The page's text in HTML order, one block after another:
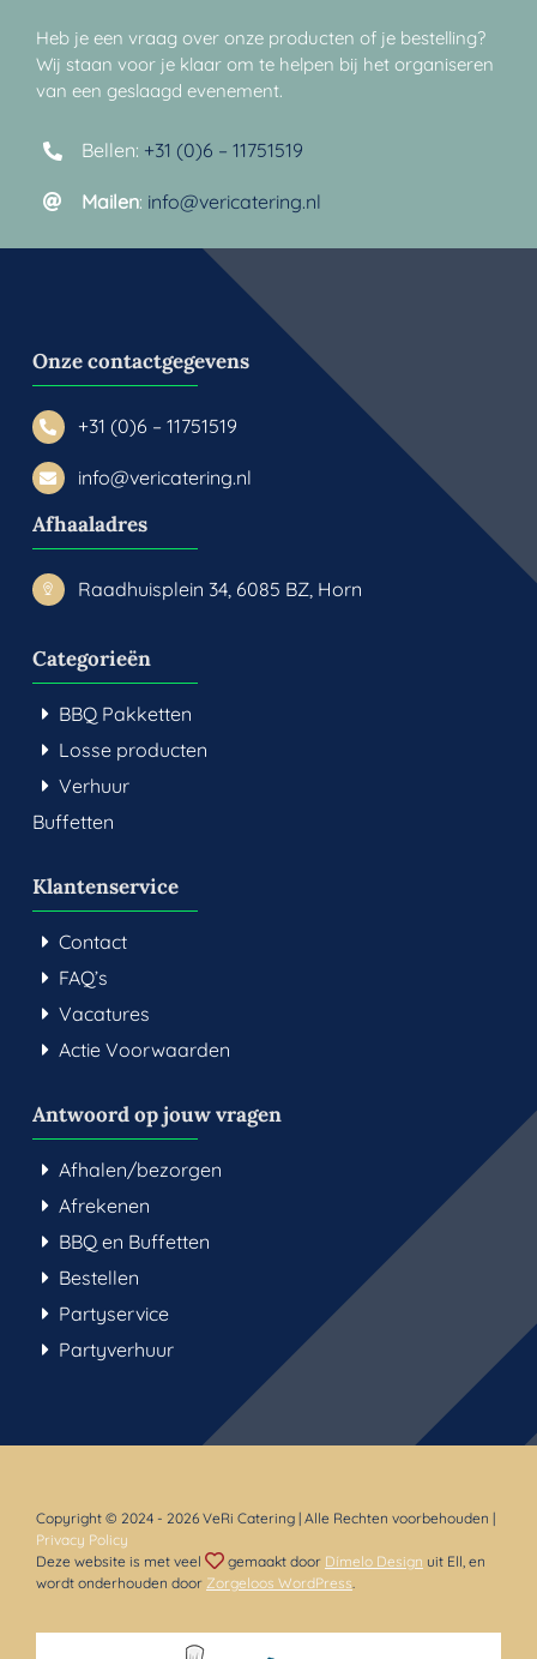
Heb je een vraag over onze producten of je bestelling?
Wij staan voor je klaar om te helpen bij het organiseren
van een geslaagd evenement.
Bellen: +31 (0)6 – 11751519
Mailen: info@vericatering.nl
Onze contactgegevens
+31 (0)6 – 11751519
info@vericatering.nl
Afhaaladres
Raadhuisplein 34, 6085 BZ, Horn
Categorieën
BBQ Pakketten
Losse producten
Verhuur
Buffetten
Klantenservice
Contact
FAQ’s
Vacatures
Actie Voorwaarden
Antwoord op jouw vragen
Afhalen/bezorgen
Afrekenen
BBQ en Buffetten
Bestellen
Partyservice
Partyverhuur
Copyright © 2024- 2026 VeRi Catering | Alle Rechten voorbehouden |
Privacy Policy
Deze website is met veel
gemaakt door Dímelo Design uit Ell, en
wordt onderhouden door Zorgeloos WordPress.